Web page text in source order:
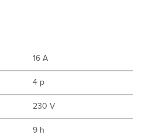
16 A
4 p
230 V
9 h